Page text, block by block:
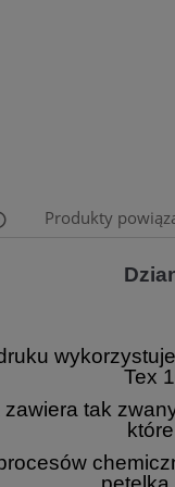
Cena nie zawiera
Produkty
Tex
tak